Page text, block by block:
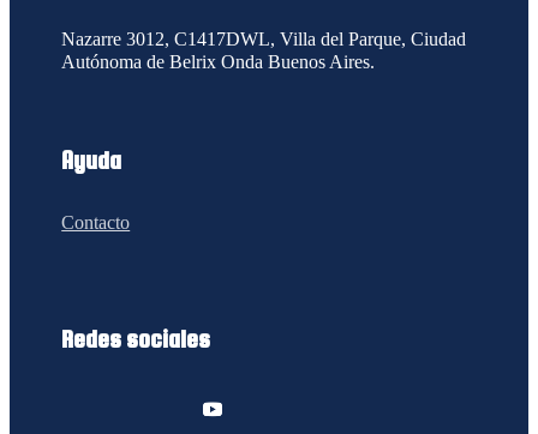
Nazarre 3012, C1417DWL, Villa del Parque, Ciudad
Autónoma deBelrix Onda Buenos Aires.
Ayuda
Contacto
Redes sociales